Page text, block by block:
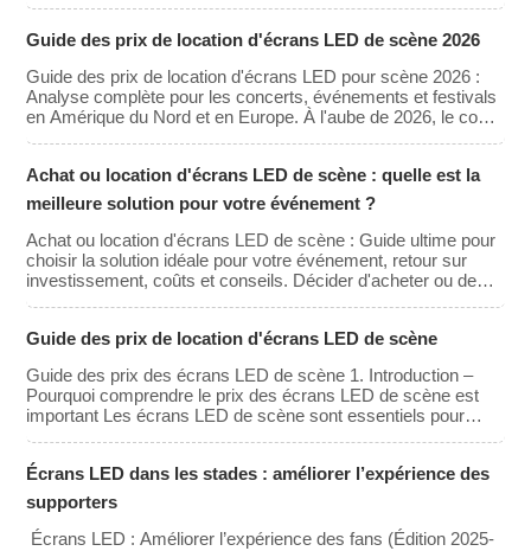
enrichissent l’expérience des spectateurs et génèrent de
publicitaires. Ce guide explore les principales
caractéristiques, les différents types d’écrans, […]
Guide des prix de location d'écrans LED de scène 2026
Guide des prix de location d'écrans LED pour scène 2026 :
Analyse complète pour les concerts, événements et festivals
en Amérique du Nord et en Europe. À l'aube de 2026, le coût
de location des murs LED s'est stabilisé malgré les progrès
légèrement diminué grâce aux gains d'efficacité en
production, la demande pour des résolutions plus élevées
Achat ou location d'écrans LED de scène : quelle est la
meilleure solution pour votre événement ?
Achat ou location d'écrans LED de scène : Guide ultime pour
choisir la solution idéale pour votre événement, retour sur
investissement, coûts et conseils. Décider d'acheter ou de
d'événements, un lieu de culte ou une société de production
(CapEx).
Guide des prix de location d'écrans LED de scène
Guide des prix des écrans LED de scène 1. Introduction –
Pourquoi comprendre le prix des écrans LED de scène est
important Les écrans LED de scène sont essentiels pour
créer des expériences visuelles immersives lors de concerts,
envergure. Que vous envisagiez de louer ou d'acheter un mur
vidéo LED, il est crucial de comprendre la gamme de prix et
les principaux facteurs qui influencent le coût […]
Écrans LED dans les stades : améliorer l’expérience des
supporters
Écrans LED : Améliorer l’expérience des fans (Édition 2025-